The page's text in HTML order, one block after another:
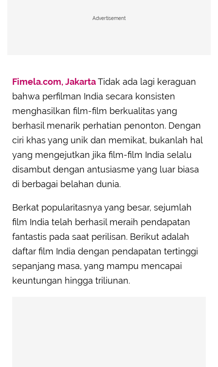
Advertisement
Fimela.com, JakartaTidak ada lagi keraguan
bahwa perfilman India secara konsisten
menghasilkan film-film berkualitas yang
berhasil menarik perhatian penonton. Dengan
ciri khas yang unik dan memikat, bukanlah hal
yang mengejutkan jika film-film India selalu
disambut dengan antusiasme yang luar biasa
di berbagai belahan dunia.
Berkat popularitasnya yang besar, sejumlah
film India telah berhasil meraih pendapatan
fantastis pada saat perilisan. Berikut adalah
daftar film India dengan pendapatan tertinggi
sepanjang masa, yang mampu mencapai
keuntungan hingga triliunan.